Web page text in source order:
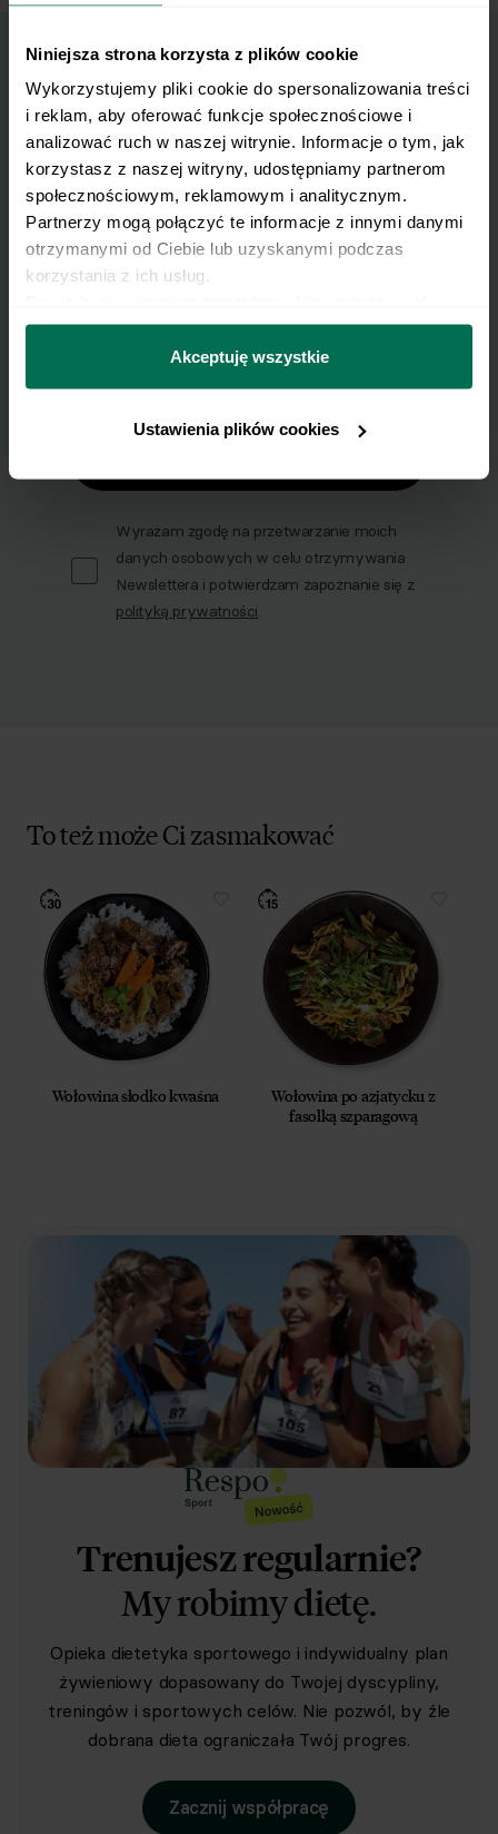
Niniejsza strona korzysta z plików cookie
Wykorzystujemy pliki cookie do spersonalizowania treści
i reklam, aby oferować funkcje społecznościowe i
analizować ruch w naszej witrynie. Informacje o tym, jak
korzystasz z naszej witryny, udostępniamy partnerom
społecznościowym, reklamowym i analitycznym.
Partnerzy mogą połączyć te informacje z innymi danymi
otrzymanymi od Ciebie lub uzyskanymi podczas
korzystania z ich usług.
można się z nami skontaktować i w jaki sposób
przetwarzamy dane osobowe w ramach
prywatności.
Akceptuję wszystkie
Ustawienia plików cookies
Wyślij przepis na e-mail
Nasze najlepsze przepisy, prosto na Twoja
skrzynkę e-mail.
Zapisz się do naszego Newslettera
Wyrażam zgodę na przetwarzanie moich
danych osobowych w celu otrzymywania
Newslettera i potwierdzam zapoznanie się z
polityką prywatności.
To też może Ci zasmakować
Wołowina słodko kwaśna
Wołowina po azjatycku z
fasolką szparagową
Trenujesz regularnie?
My robimy dietę.
Opieka dietetyka sportowego i indywidualny plan
żywieniowy dopasowany do Twojej dyscypliny,
treningów i sportowych celów. Nie pozwól, by źle
dobrana dieta ograniczała Twój progres.
Zacznij współpracę